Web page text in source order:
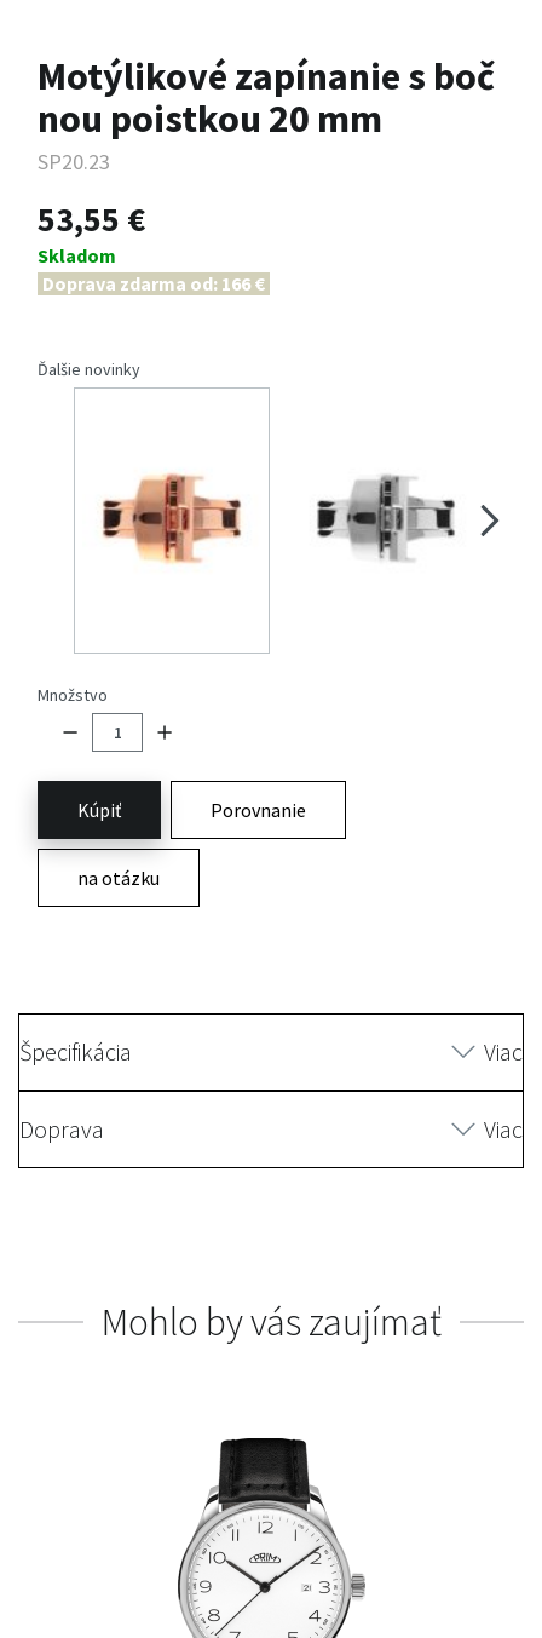
Motýlikové zapínanie s boč
nou poistkou 20 mm
SP20.23
53,55 €
Skladom
Doprava zdarma od: 166 €
Ďalšie novinky
Množstvo
Kúpiť Porovnanie
na otázku
Špecifikácia Viac
Doprava Viac
Mohlo by vás zaujímať